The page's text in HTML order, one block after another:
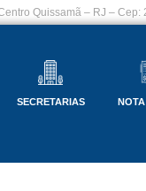
Quissamã – RJ – Cep:
SECRETARIAS